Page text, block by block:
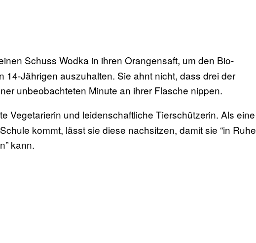
Schuss Wodka in ihren Orangensaft, um den Bio-
14-Jährigen auszuhalten. Sie ahnt nicht, dass drei der
unbeobachteten Minute an ihrer Flasche nippen.
Vegetarierin und leidenschaftliche Tierschützerin. Als eine
kommt, lässt sie diese nachsitzen, damit sie “in Ruhe
kann.